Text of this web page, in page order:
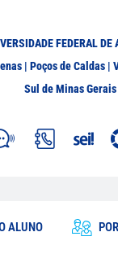
FEDERAL DE
| Poços de Caldas |
Sul de Minas Gerais
ALUNO